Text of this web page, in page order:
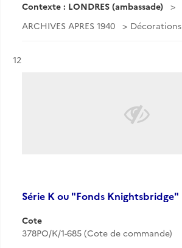
Contexte : LONDRES (ambassade)
ARCHIVES APRES 1940
Décorations
Résultat n°
12
Série K ou "Fonds Knightsbridge"
Cote
378PO/K/1-685 (Cote de commande)